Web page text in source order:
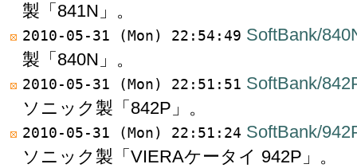
製「841N」。
2010-05-31 (Mon) 22:54:49 SoftBank/
製「840N」。
2010-05-31 (Mon) 22:51:51 SoftBank/
ソニック製「842P」。
2010-05-31 (Mon) 22:51:24 SoftBank/
ソニック製「VIERAケータイ 942P」。